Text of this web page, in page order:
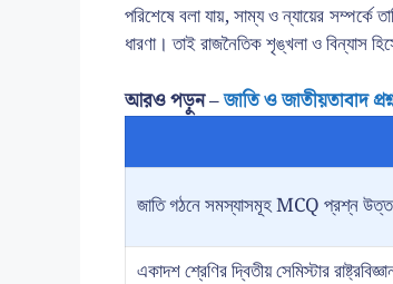
পরিশেষে বলা যায়, সাম্য ও ন্যায়ের
ধারণা। তাই রাজনৈতিক শৃঙ্খলা ও বিন্যাস
আরও পড়ুন –জাতি ও জাতীয়তাবাদ
জাতি গঠনে সমস্যাসমূহ MCQ প্রশ্ন উত্তর
একাদশ শ্রেণির দ্বিতীয় সেমিস্টার